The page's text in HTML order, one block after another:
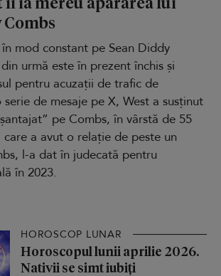
mod constant pe Sean Diddy
urmă este în prezent închis și
pentru acuzații de trafic de
de mesaje pe X, West a susținut
pe Combs, în vârstă de 55
care a avut o relație de peste un
l-a dat în judecată pentru
în 2023.
HOROSCOP LUNAR
Horoscopul lunii aprilie 2026.
Nativii se simt iubiți